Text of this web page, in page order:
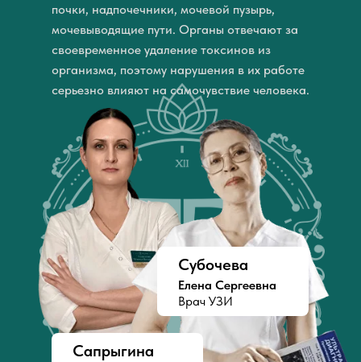
почки, надпочечники, мочевой пузырь,
мочевыводящие пути. Органы отвечают за
своевременное удаление токсинов из
организма, поэтому нарушения в их работе
серьезно влияют на самочувствие человека.
Сапрыгина
Субочева
Елена Сергеевна
Врач УЗИ